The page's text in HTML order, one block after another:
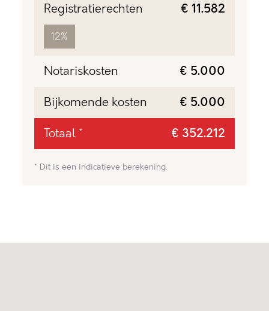
Registratierechten
12%
€ 11.582
Notariskosten
€ 5.000
Bijkomende kosten
€ 5.000
Totaal *
€ 352.212
* Dit is een indicatieve berekening.